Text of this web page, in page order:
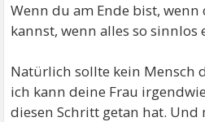
Wenn du am Ende bist,
kannst, wenn alles so sinnlos
Natürlich sollte kein Mensch
ich kann deine Frau
diesen Schritt getan hat. Und